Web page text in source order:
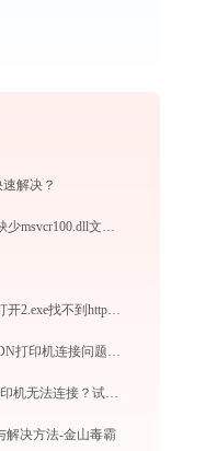
解决？
wps wpscloudsvr.exe提示缺少msvcr100.dll文件的解决办法
Microsoft Visual C++ 6.0 打开2.exe找不到httpfile.dll怎么办
(2026最新) 兄弟HL-2560DN打印机连接问题如何解决？-金山毒霸
(2026最新) 爱普生7218打印机无法连接？试试这些方法！-金山毒霸
解决方法-金山毒霸